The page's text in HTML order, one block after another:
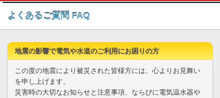
このページの本文へ
よくあるご質問 FAQ
地震の影響で電気や水道のご利用にお困りの方
この度の地震により被災された皆様方には、心よりお見舞い
を申し上げます。
災害時の大切なお知らせと注意事項、ならびに電気温水器や